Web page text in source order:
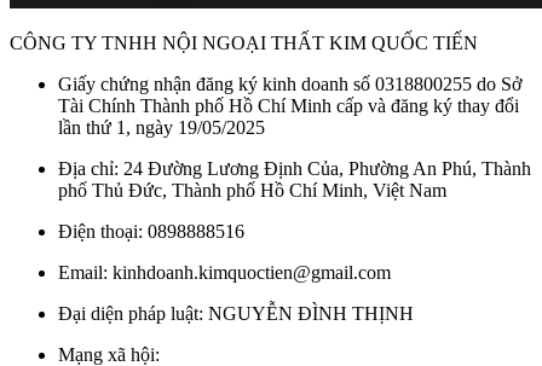
CÔNG TY TNHH NỘI NGOẠI THẤT KIM QUỐC TIẾN
Giấy chứng nhận đăng ký kinh doanh số 0318800255 do Sở
Tài Chính Thành phố Hồ Chí Minh cấp và đăng ký thay đổi
lần thứ 1, ngày 19/05/2025
Địa chỉ: 24 Đường Lương Định Của, Phường An Phú, Thành
phố Thủ Đức, Thành phố Hồ Chí Minh, Việt Nam
Điện thoại: 0898888516
Email: kinhdoanh.kimquoctien@gmail.com
Đại diện pháp luật: NGUYỄN ĐÌNH THỊNH
Mạng xã hội: